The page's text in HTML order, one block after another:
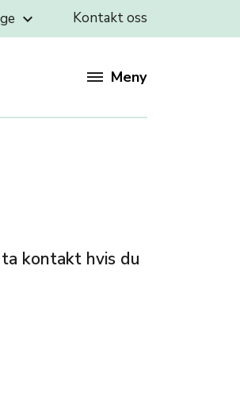
keyboard_arrow_down Kontakt oss
Meny
kontakt hvis du